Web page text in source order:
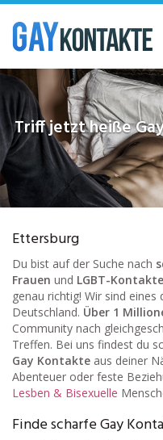
Skip
main
content
Triff jetzt heiße
Ettersburg
Du bist auf der Suche nach
Frauen und LGBT-
genau richtig! Wir sind
Deutschland. Über 1
Community nach
Treffen. Bei uns findest du
Gay Kontakte aus deiner
Abenteuer oder feste
Lesben & Bisexuelle
Finde scharfe Gay